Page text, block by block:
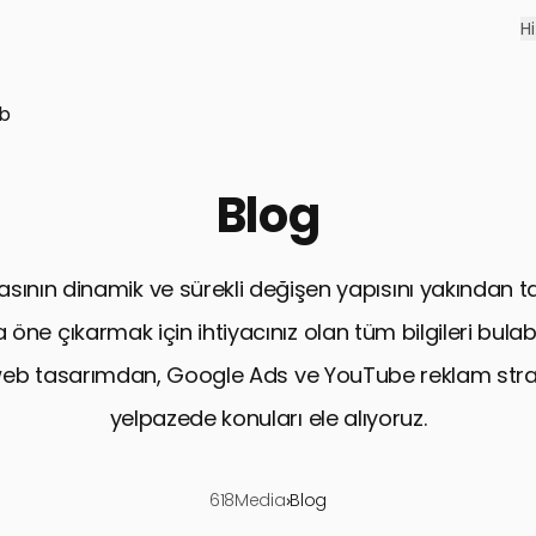
ajansımızın sunduğu eşşiz hizmet ve dijital ürünlere göz
Mobil uygulamanız Google Play ve App Store’da
görünür olsun, organik indirme alsın.
Sosyal Medya Reklamları
Instagram, Facebook, Twitter, LinkedIn ve TikTok
üzerinde reklam verin.
Blog
dinamik ve sürekli değişen yapısını
öne çıkarmak için ihtiyacınız olan tüm bilgileri
tasarımdan, Google Ads ve YouTube reklam
yelpazede konuları ele alıyoruz.
618Media›Blog